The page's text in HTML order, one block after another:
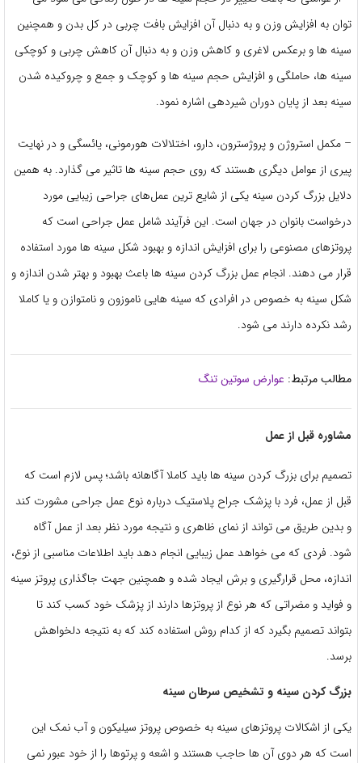
‌توان به افزایش وزن و به دنبال آن افزایش بافت چربی در کل بدن و همچنین
سینه‌ ها و برعکس لاغری و کاهش وزن و به دنبال آن کاهش چربی و کوچکی
سینه‌ ها، حاملگی و افزایش حجم سینه‌ ها و کوچک و جمع و چروکیده شدن
سینه بعد از پایان دوران شیردهی اشاره نمود.
– مکمل استروژن و پروژسترون، دارو، اختلالات هورمونی، یائسگی و در نهایت
پیری از عوامل دیگری هستند که روی حجم سینه ‌ها تاثیر می‌ گذارد. به همین
دلایل بزرگ کردن سینه یکی از شایع‌ ترین عمل‌های جراحی زیبایی مورد
درخواست بانوان در جهان است. این فرآیند شامل عمل جراحی است که
پروتزهای مصنوعی را برای افزایش اندازه و بهبود شکل سینه ‌ها مورد استفاده
قرار می ‌دهند. انجام عمل بزرگ کردن سینه‌ ها باعث بهبود و بهتر شدن اندازه و
شکل سینه به خصوص در افرادی که سینه ‌هایی ناموزون و نامتوازن و یا کاملا
رشد نکرده دارند می ‌شود.
مطالب مرتبط: عوارض سوتین تنگ
مشاوره قبل از عمل
تصمیم برای بزرگ کردن سینه‌ ها باید کاملا آگاهانه باشد؛ پس لازم است که
قبل از عمل، فرد با پزشک جراح پلاستیک درباره نوع عمل جراحی مشورت کند
و بدین طریق می ‌تواند از نمای ظاهری و نتیجه مورد نظر بعد از عمل آگاه
شود. فردی که می‌ خواهد عمل زیبایی انجام دهد باید اطلاعات مناسبی از نوع،
اندازه، محل قرارگیری و برش ایجاد شده و همچنین جهت جاگذاری پروتز سینه
و فواید و مضراتی که هر نوع از پروتزها دارند از پزشک خود کسب کند تا
بتواند تصمیم بگیرد که از کدام روش استفاده کند که به نتیجه دلخواهش
برسد.
بزرگ کردن سینه و تشخیص سرطان سینه
یکی از اشکالات پروتزهای سینه به خصوص پروتز سیلیکون و آب نمک این
است که هر دوی آن ها حاجب هستند و اشعه و پرتوها را از خود عبور نمی